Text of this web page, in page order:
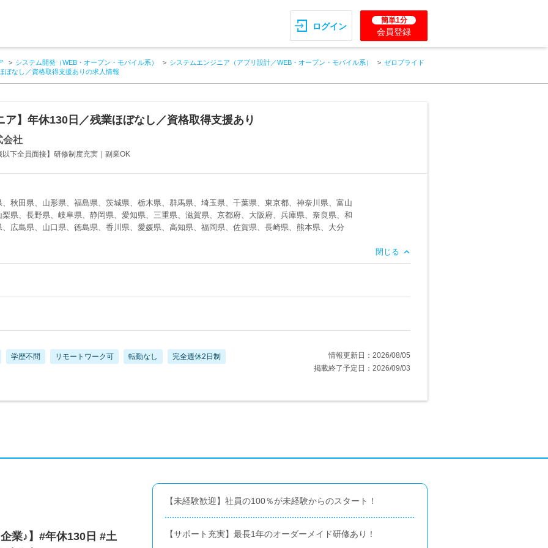
ログイン
簡単1分
会員登録
システム開発（WEB・オープン・モバイル系） システムエンジニア（アプリ設計／WEB・オープン・モバイル系）
ゼロプライド
ぼなし／資格取得支援ありの求人情報
ア】年休130日／残業ほぼなし／資格取得支援あり
会社
下全員面接】研修制度充実｜副業OK
秋田県、山形県、福島県、茨城県、栃木県、群馬県、埼玉県、千葉県、東京都、神奈川県、富山
県、長野県、岐阜県、静岡県、愛知県、三重県、滋賀県、京都府、大阪府、兵庫県、奈良県、和
広島県、山口県、徳島県、香川県、愛媛県、高知県、福岡県、佐賀県、長崎県、熊本県、大分
閉じる
学歴不問 リモートワーク可 転勤なし 完全週休2日制
情報更新日：2026/08/05
掲載終了予定日：2026/09/03
業♪】#年休130日 #土
【未経験歓迎】社員の100％が未経験からのスタート！
【サポート充実】最長1年のオーダーメイド研修あり！